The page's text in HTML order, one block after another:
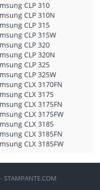
CLP 310
CLP 310N
CLP 315
CLP 315W
CLP 320
CLP 320N
CLP 325
CLP 325W
CLX 3170FN
CLX 3175
CLX 3175FN
CLX 3175FW
CLX 3185
CLX 3185FN
CLX 3185FW
STAMPANTE.COM